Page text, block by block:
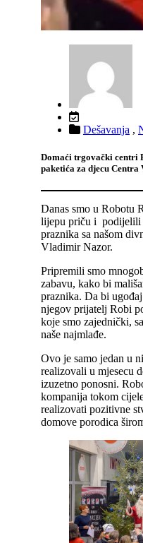
Dešavanja ,
Domaći trgovački centri
paketića za djecu
Danas smo u Robotu
lijepu priču i podijelili
praznika sa našom
Vladimir Nazor.
Pripremili smo
zabavu, kako bi
praznika. Da bi
njegov prijatelj Robi
koje smo zajednički,
naše najmlađe.
Ovo je samo jedan u
realizovali u mjesecu
izuzetno ponosni.
kompanija tokom
realizovati pozitivne
domove porodica